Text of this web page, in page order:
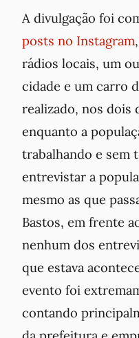
A divulgação foi
posts no Instagram
rádios locais, um
cidade e um carro
realizado, nos dois
enquanto a
trabalhando e sem
entrevistar a
mesmo as que
Bastos, em frente
nenhum dos
que estava
evento foi
contando